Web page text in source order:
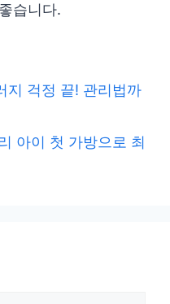
습니다.
지 걱정 끝! 관리법까
아이 첫 가방으로 최